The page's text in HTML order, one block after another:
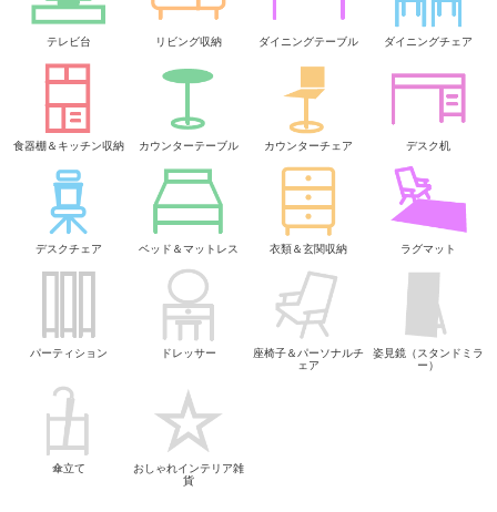
テレビ台 リビング収納 ダイニングテーブル ダイニングチェア
食器棚＆キッチン収納 カウンターテーブル カウンターチェア デスク机
デスクチェア ベッド＆マットレス 衣類＆玄関収納 ラグマット
パーティション ドレッサー
座椅子＆パーソナルチ
ェア
姿見鏡（スタンドミラ
ー）
傘立て
おしゃれインテリア雑
貨